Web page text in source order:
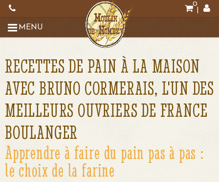
0
MENU
RECETTES DE PAIN À LA MAISON
AVEC BRUNO CORMERAIS, L'UN DES
MEILLEURS OUVRIERS DE FRANCE
BOULANGER
Apprendre à faire du pain pas à pas :
le choix de la farine